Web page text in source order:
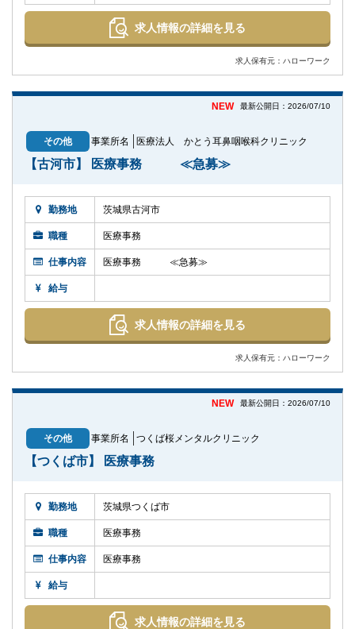
求人情報の詳細を見る
求人保有元：ハローワーク
NEW 最新公開日：2026/07/10
その他 事業所名 医療法人 かとう耳鼻咽喉科クリニック
【古河市】 医療事務 ≪急募≫
勤務地 茨城県古河市
職種 医療事務
仕事内容 医療事務 ≪急募≫
給与
求人情報の詳細を見る
求人保有元：ハローワーク
NEW 最新公開日：2026/07/10
その他 事業所名 つくば桜メンタルクリニック
【つくば市】 医療事務
勤務地 茨城県つくば市
職種 医療事務
仕事内容 医療事務
給与
求人情報の詳細を見る